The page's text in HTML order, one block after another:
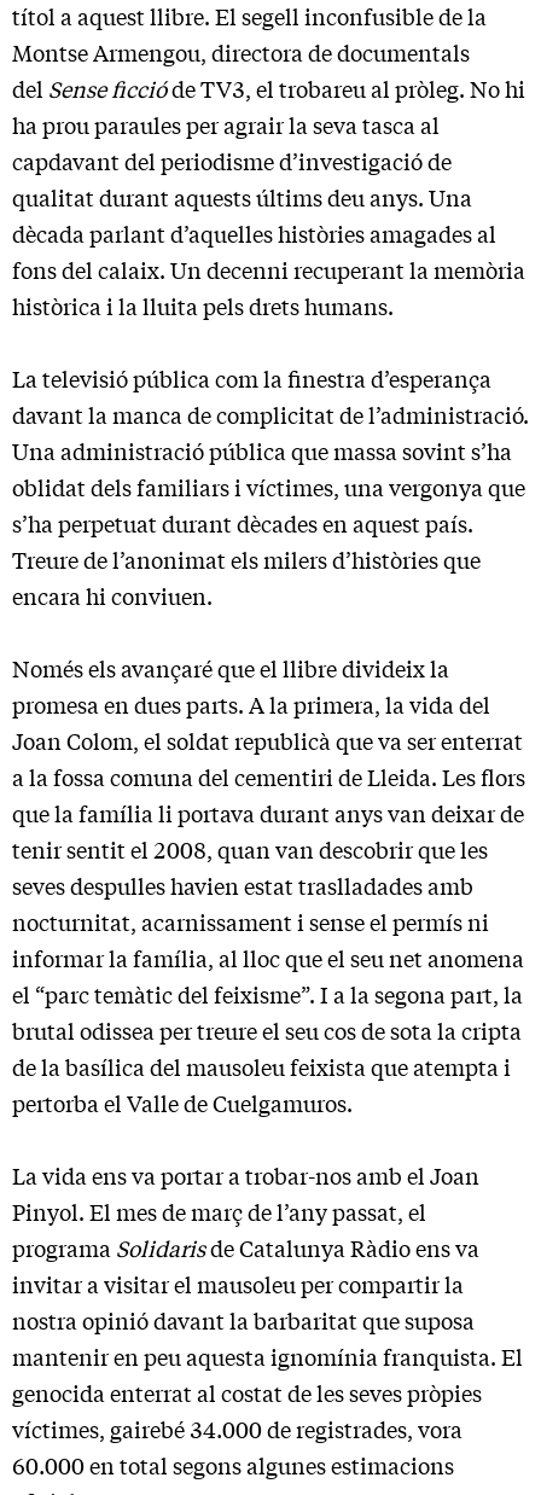
títol a aquest llibre. El segell inconfusible de la
Montse Armengou, directora de documentals
del Sense ficcióde TV3, el trobareu al pròleg. No hi
ha prou paraules per agrair la seva tasca al
capdavant del periodisme d’investigació de
qualitat durant aquests últims deu anys. Una
dècada parlant d’aquelles històries amagades al
fons del calaix. Un decenni recuperant la memòria
històrica i la lluita pels drets humans.
La televisió pública com la finestra d’esperança
davant la manca de complicitat de l’administració.
Una administració pública que massa sovint s’ha
oblidat dels familiars i víctimes, una vergonya que
s’ha perpetuat durant dècades en aquest país.
Treure de l’anonimat els milers d’històries que
encara hi conviuen.
Només els avançaré que el llibre divideix la
promesa en dues parts. A la primera, la vida del
Joan Colom, el soldat republicà que va ser enterrat
a la fossa comuna del cementiri de Lleida. Les flors
que la família li portava durant anys van deixar de
tenir sentit el 2008, quan van descobrir que les
seves despulles havien estat traslladades amb
nocturnitat, acarnissament i sense el permís ni
informar la família, al lloc que el seu net anomena
el “parc temàtic del feixisme”. I a la segona part, la
brutal odissea per treure el seu cos de sota la cripta
de la basílica del mausoleu feixista que atempta i
pertorba el Valle de Cuelgamuros.
La vida ens va portar a trobar-nos amb el Joan
Pinyol. El mes de març de l’any passat, el
programa Solidarisde Catalunya Ràdio ens va
invitar a visitar el mausoleu per compartir la
nostra opinió davant la barbaritat que suposa
mantenir en peu aquesta ignomínia franquista. El
genocida enterrat al costat de les seves pròpies
víctimes, gairebé 34.000 de registrades, vora
60.000 en total segons algunes estimacions